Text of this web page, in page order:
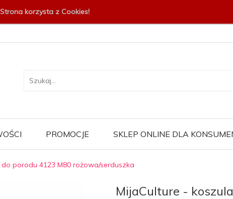
Strona korzysta z Cookies!
PROMOCJE SKLEP ONLINE DLA
porodu 4123 M80 rożowa/serduszka
MijaCulture -